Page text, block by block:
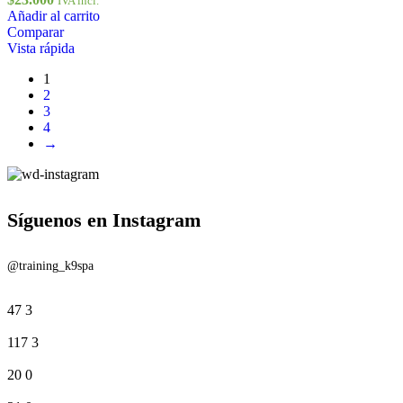
Añadir al carrito
Comparar
Vista rápida
1
2
3
4
→
Síguenos en Instagram
@training_k9spa
47 3
117 3
20 0